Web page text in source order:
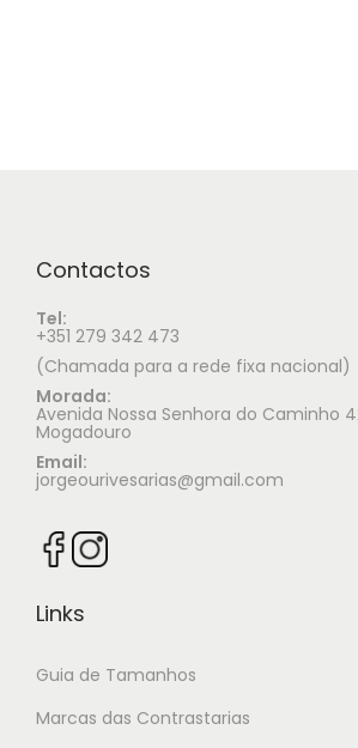
Contactos
Tel:
+351 279 342 473
(Chamada para a rede fixa nacional)
Morada:
Avenida Nossa Senhora do Caminho
Mogadouro
Email:
jorgeourivesarias@gmail.com
Links
Guia de Tamanhos
Marcas das Contrastarias